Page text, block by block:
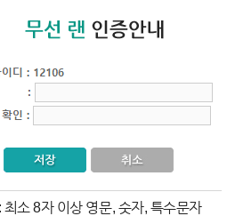
소 8자 이상 영문, 숫자, 특수문자